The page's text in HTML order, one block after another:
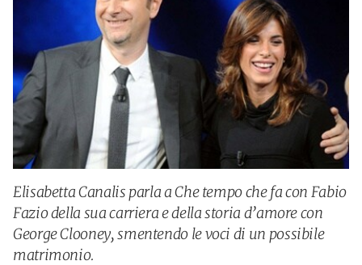
Elisabetta Canalis parla a Che tempo che fa con Fabio
Fazio della sua carriera e della storia d’amore con
George Clooney, smentendo le voci di un possibile
matrimonio.